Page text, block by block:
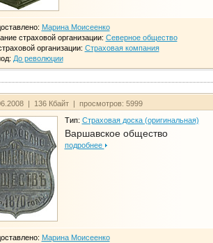
Марина Моисеенко
страховой организации: Северное общество
организации: Страховая компания
До революции
| 136 Кбайт | просмотров: 5999
Тип: Страховая доска (оригинальная)
Варшавское общество
подробнее
Марина Моисеенко